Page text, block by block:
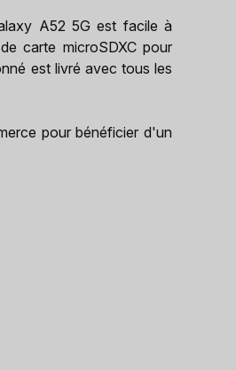
A52 5G est facile à
carte microSDXC pour
est livré avec tous les
pour bénéficier d'un